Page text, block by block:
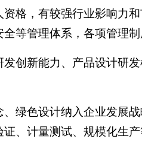
资格，有较强行业影响力
等管理体系，各项管理
发创新能力、产品设计研
、绿色设计纳入企业发展
、计量测试、规模化生